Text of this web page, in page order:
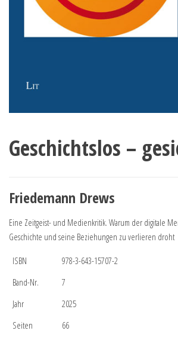
Geschichtslos –
Friedemann Drews
Eine Zeitgeist- und Medienkritik. Warum der digitale
Geschichte und seine Beziehungen zu verlieren droht
ISBN
978-3-643-15707-2
Band-Nr.
7
Jahr
2025
Seiten
66